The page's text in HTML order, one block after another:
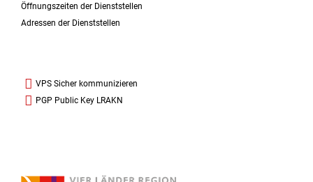
Öffnungszeiten der Dienststellen
Adressen der Dienststellen
VPS Sicher kommunizieren
PGP Public Key LRAKN